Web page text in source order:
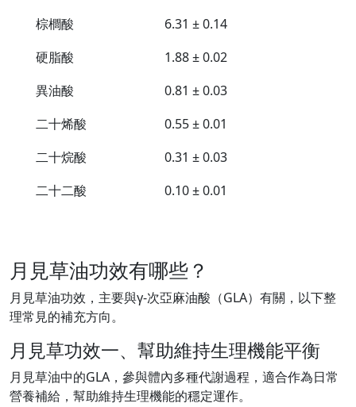
棕櫚酸
6.31 ± 0.14
硬脂酸
1.88 ± 0.02
異油酸
0.81 ± 0.03
二十烯酸
0.55 ± 0.01
二十烷酸
0.31 ± 0.03
二十二酸
0.10 ± 0.01
月見草油功效有哪些？
月見草油功效，主要與γ-次亞麻油酸（GLA）有關，以下整
理常見的補充方向。
月見草功效一、幫助維持生理機能平衡
月見草油中的GLA，參與體內多種代謝過程，適合作為日常
營養補給，幫助維持生理機能的穩定運作。